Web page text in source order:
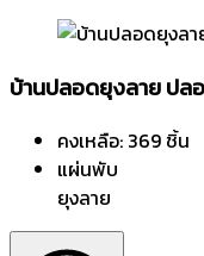
บ้านปลอดยุงลาย ปล
คงเหลือ: 369 ชิ้น
แผ่นพับ
ยุงลาย